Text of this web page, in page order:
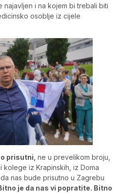
i na kojem bi trebali biti
osoblje iz cijele
prisutni, ne u prevelikom broju,
kolege iz Krapinskih, iz Doma
nas bude prisutno u Zagrebu
je da nas vi popratite. Bitno